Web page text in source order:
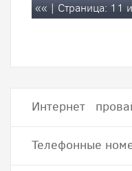
«« | Страница: 11
Интернет
Телефонные